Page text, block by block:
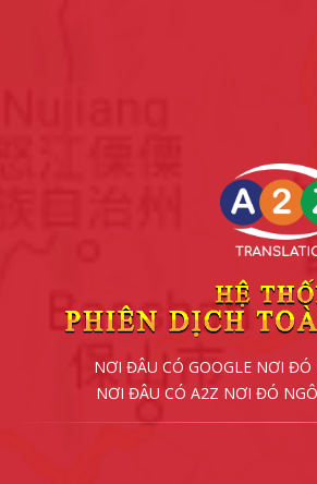
NƠI ĐÂU CÓ GOOGLE NƠI
NƠI ĐÂU CÓ A2Z NƠI ĐÓ